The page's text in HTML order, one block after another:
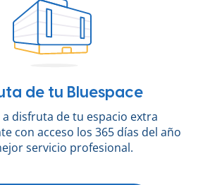
de tu Bluespace
a disfruta de tu espacio extra
con acceso los 365 días del año
servicio profesional.